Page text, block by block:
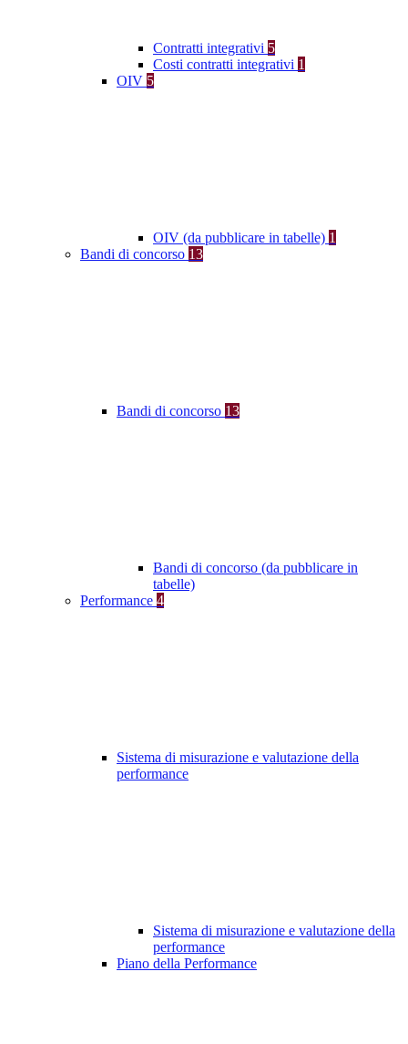
Contratti integrativi 5
Costi contratti integrativi 1
OIV 5
OIV (da pubblicare in tabelle) 1
Bandi di concorso 13
Bandi di concorso 13
Bandi di concorso (da pubblicare in
tabelle)
Performance 4
Sistema di misurazione e valutazione della
performance
Sistema di misurazione e valutazione della
performance
Piano della Performance